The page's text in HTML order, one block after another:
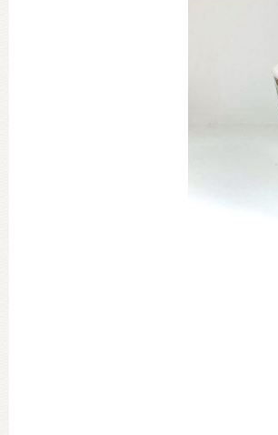
ミュージカル・コ
おたのしみコンテ